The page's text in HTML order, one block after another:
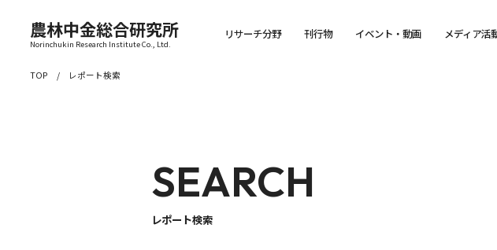
農林中金総合研究所
Norinchukin Research Institute Co., Ltd.
リサーチ分野 刊行物 イベント・動画 メディア活
TOP レポート検索
SEARCH
レポート検索